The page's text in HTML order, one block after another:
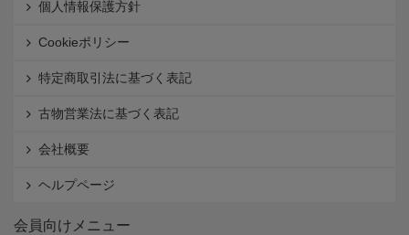
個人情報保護方針
Cookieポリシー
特定商取引法に基づく表記
古物営業法に基づく表記
会社概要
ヘルプページ
会員向けメニュー